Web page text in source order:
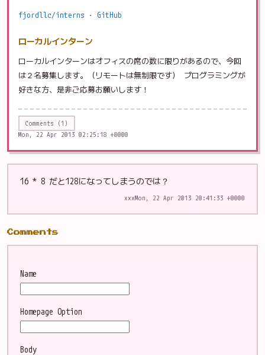
fjordllc/interns · GitHub
ローカルインターン
ローカルインターンはオフィスの席の数に限りがあるので、今回
は２名募集します。（リモートは無制限です） プログラミングが
好きな方、是非ご応募お願いします！
Comments (1)
Mon, 22 Apr 2013 02:25:18 +0000
16 * 8 だと128になってしまうのでは？
xxxMon, 22 Apr 2013 20:41:33 +0000
Comments
Name
Homepage Option
Body